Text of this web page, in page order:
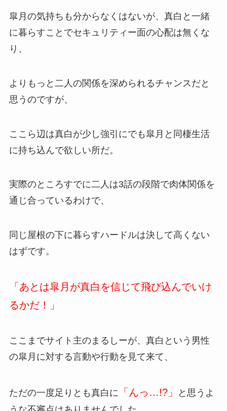
皐月の気持ちも分からなくはないが、真白と一緒
に暮らすことでセキュリティー面の心配は無くな
り、
よりもっと二人の関係を深められるチャンスだと
思うのですが、
ここら辺は真白が少し強引にでも皐月と同棲生活
に持ち込んで欲しい所だ。
実際のところすでに二人は3話の段階で肉体関係を
通じ合っているわけで、
同じ屋根の下に暮らすハードルは決して高くない
はずです。
「あとは皐月が真白を信じて飛び込んでいけ
るかだ！」
ここまでサイト主のまるしーが、真白という男性
の皐月に対する言動や行動を見て来て、
ただの一度足りとも真白に 「んっ…!?」
と思うよ